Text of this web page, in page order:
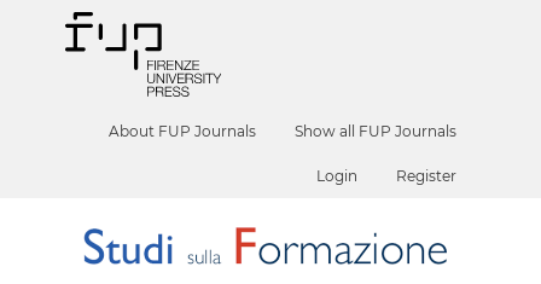
About FUP Journals Show all FUP Journals
Login Register